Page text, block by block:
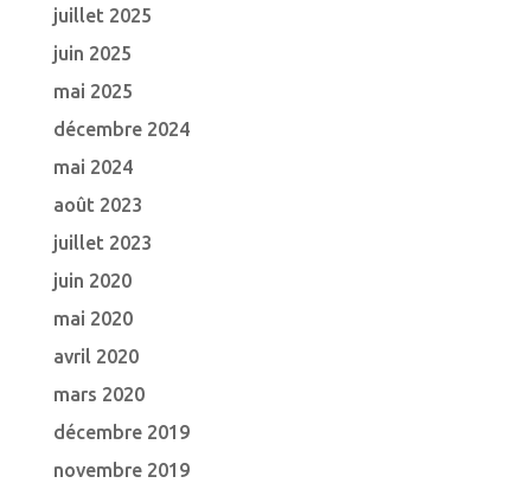
juillet 2025
juin 2025
mai 2025
décembre 2024
mai 2024
août 2023
juillet 2023
juin 2020
mai 2020
avril 2020
mars 2020
décembre 2019
novembre 2019